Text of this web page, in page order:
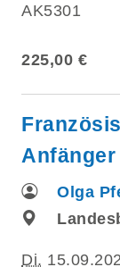
AK5301
225,00 €
Anfänger
Olga
Di.